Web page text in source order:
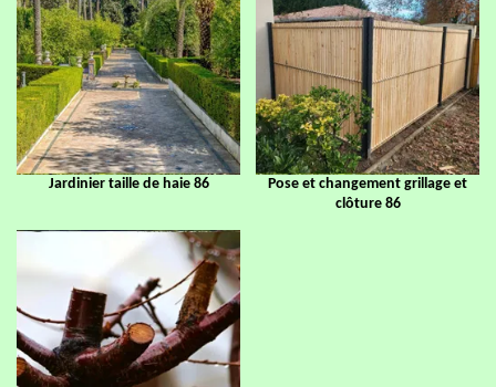
Jardinier taille de haie 86
Pose et changement grillage et
clôture 86